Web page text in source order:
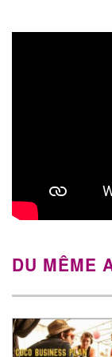
DU MÊME